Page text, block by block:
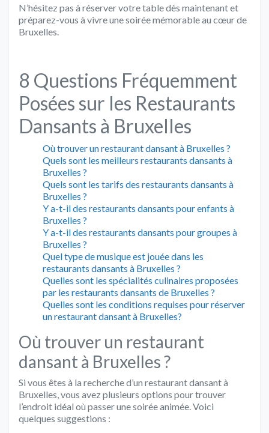
N’hésitez pas à réserver votre table dès maintenant et
préparez-vous à vivre une soirée mémorable au cœur de
Bruxelles.
8 Questions Fréquemment
Posées sur les Restaurants
Dansants à Bruxelles
Où trouver un restaurant dansant à Bruxelles ?
Quels sont les meilleurs restaurants dansants à
Bruxelles ?
Quels sont les tarifs des restaurants dansants à
Bruxelles ?
Y a-t-il des restaurants dansants pour enfants à
Bruxelles ?
Y a-t-il des restaurants dansants pour groupes à
Bruxelles ?
Quel type de musique est jouée dans les
restaurants dansants à Bruxelles ?
Quelles sont les spécialités culinaires proposées
par les restaurants dansants de Bruxelles ?
Quelles sont les conditions requises pour réserver
un restaurant dansant à Bruxelles?
Où trouver un restaurant
dansant à Bruxelles ?
Si vous êtes à la recherche d’un restaurant dansant à
Bruxelles, vous avez plusieurs options pour trouver
l’endroit idéal où passer une soirée animée. Voici
quelques suggestions :